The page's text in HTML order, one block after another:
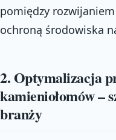
pomiędzy
ochroną środowiska
2. Optymalizacja
kamieniołomów –
branży